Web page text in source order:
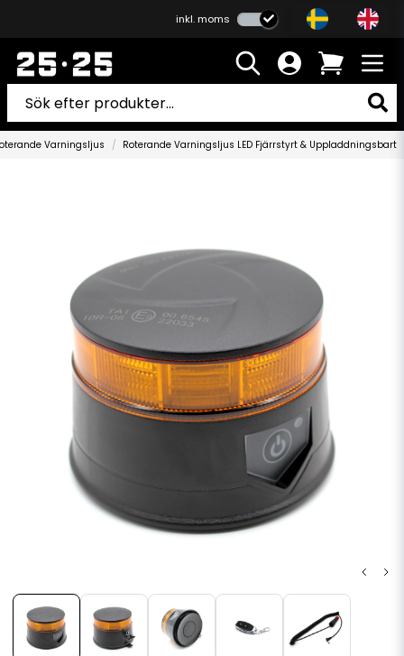
inkl. moms
Varningsljus Roterande Varningsljus LED Fjärrstyrt & Uppladdningsbart